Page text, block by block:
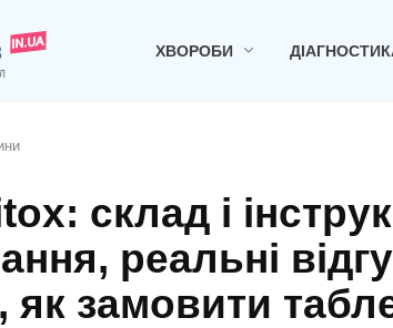
ХВОРОБИ
склад і
реальні
як замовити